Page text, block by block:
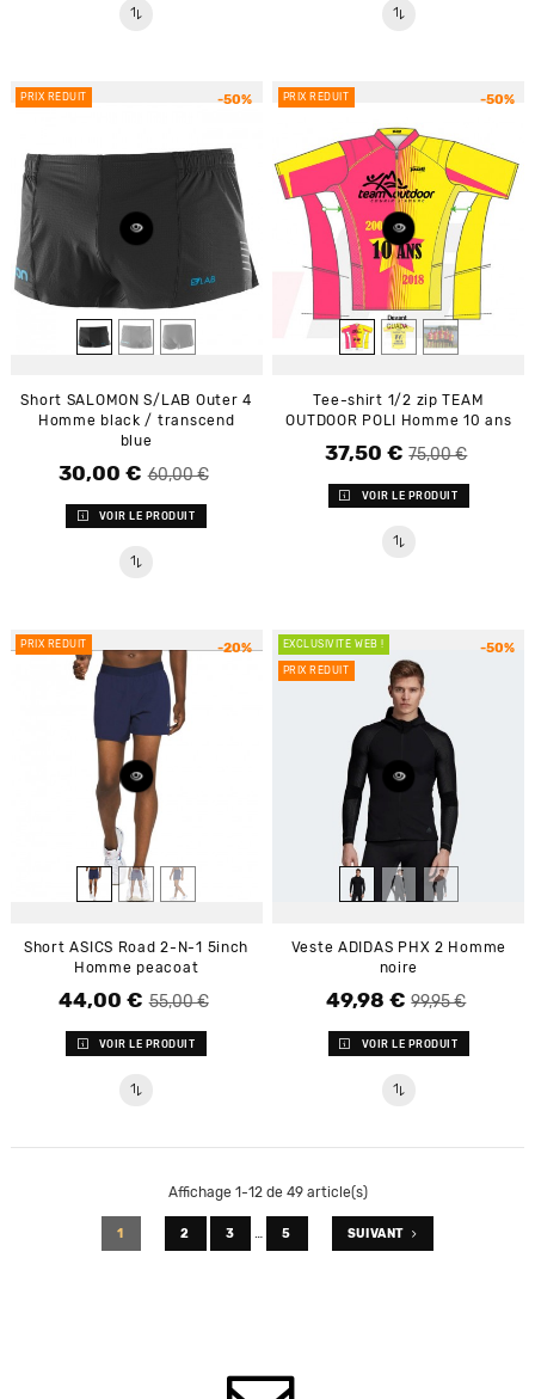
PRIX RÉDUIT -50%
Short SALOMON S/LAB Outer 4
Homme black / transcend
blue
Prix de base 60,00 €
Prix
30,00 €
VOIR LE PRODUIT
PRIX RÉDUIT -50%
Tee-shirt 1/2 zip TEAM
OUTDOOR POLI Homme 10 ans
Prix de base75,00 €
Prix
37,50 €
VOIR LE PRODUIT
PRIX RÉDUIT -20%
Short ASICS Road 2-N-1 5inch
Homme peacoat
Prix de base 55,00 €
Prix
44,00 €
VOIR LE PRODUIT
EXCLUSIVITÉ WEB !
PRIX RÉDUIT
-50%
Veste ADIDAS PHX 2 Homme
noire
Prix de base99,95 €
Prix
49,98 €
VOIR LE PRODUIT
Affichage 1-12 de 49 article(s)
1 2 3 … 5 SUIVANT